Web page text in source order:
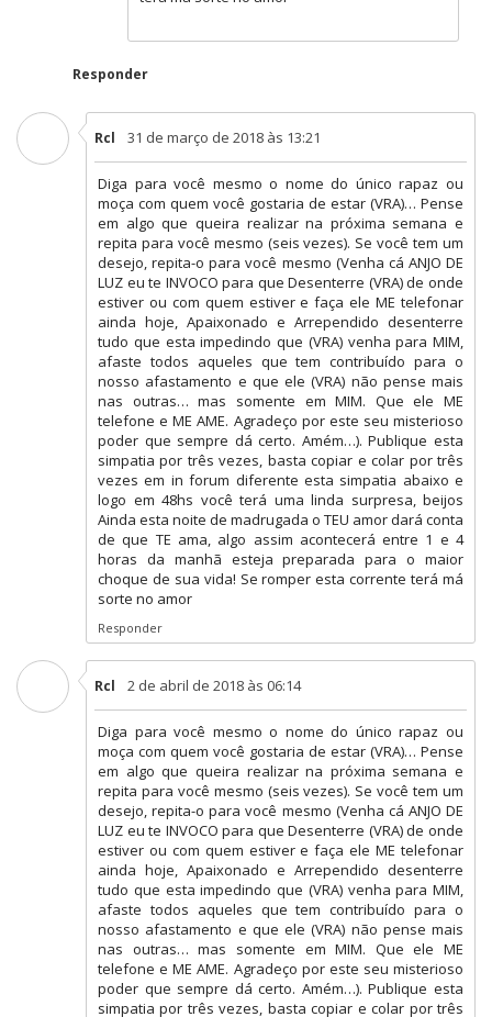
Responder
Rcl 31 de março de 2018 às 13:21
Diga para você mesmo o nome do único rapaz ou
moça com quem você gostaria de estar (VRA)… Pense
em algo que queira realizar na próxima semana e
repita para você mesmo (seis vezes). Se você tem um
desejo, repita-o para você mesmo (Venha cá ANJO DE
LUZ eu te INVOCO para que Desenterre (VRA) de onde
estiver ou com quem estiver e faça ele ME telefonar
ainda hoje, Apaixonado e Arrependido desenterre
tudo que esta impedindo que (VRA) venha para MIM,
afaste todos aqueles que tem contribuído para o
nosso afastamento e que ele (VRA) não pense mais
nas outras… mas somente em MIM. Que ele ME
telefone e ME AME. Agradeço por este seu misterioso
poder que sempre dá certo. Amém…). Publique esta
simpatia por três vezes, basta copiar e colar por três
vezes em in forum diferente esta simpatia abaixo e
logo em 48hs você terá uma linda surpresa, beijos
Ainda esta noite de madrugada o TEU amor dará conta
de que TE ama, algo assim acontecerá entre 1 e 4
horas da manhã esteja preparada para o maior
choque de sua vida! Se romper esta corrente terá má
sorte no amor
Responder
Rcl 2 de abril de 2018 às 06:14
Diga para você mesmo o nome do único rapaz ou
moça com quem você gostaria de estar (VRA)… Pense
em algo que queira realizar na próxima semana e
repita para você mesmo (seis vezes). Se você tem um
desejo, repita-o para você mesmo (Venha cá ANJO DE
LUZ eu te INVOCO para que Desenterre (VRA) de onde
estiver ou com quem estiver e faça ele ME telefonar
ainda hoje, Apaixonado e Arrependido desenterre
tudo que esta impedindo que (VRA) venha para MIM,
afaste todos aqueles que tem contribuído para o
nosso afastamento e que ele (VRA) não pense mais
nas outras… mas somente em MIM. Que ele ME
telefone e ME AME. Agradeço por este seu misterioso
poder que sempre dá certo. Amém…). Publique esta
simpatia por três vezes, basta copiar e colar por três